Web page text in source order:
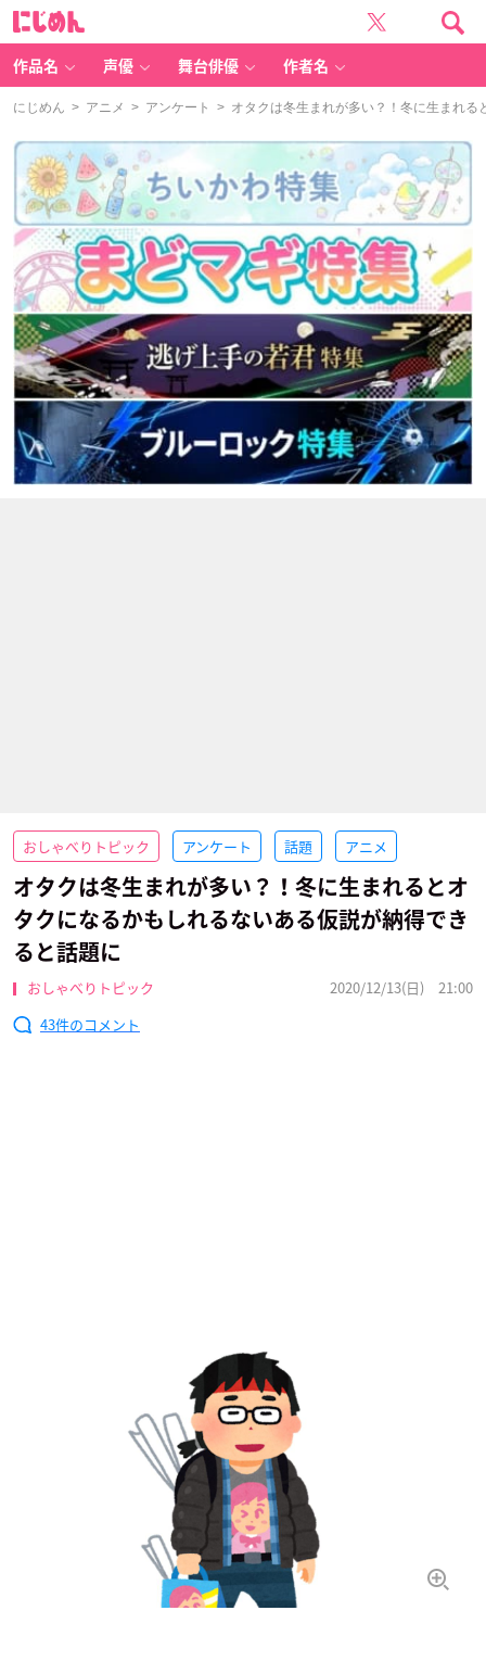
作品名 声優 舞台俳優 作者名
にじめん > アニメ > アンケート > オタクは冬生まれが多い？！冬に生まれる
おしゃべりトピック アンケート 話題 アニメ
オタクは冬生まれが多い？！冬に生まれるとオ
タクになるかもしれるないある仮説が納得でき
ると話題に
おしゃべりトピック
2020/12/13(日) 21:00
43